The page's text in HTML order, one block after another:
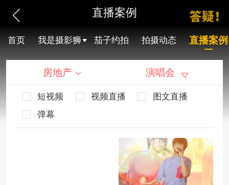
直播案例
首页 我是摄影狮 茄子约拍 拍摄动态 直播案例
房地产 演唱会
短视频 视频直播
图文直播
弹幕